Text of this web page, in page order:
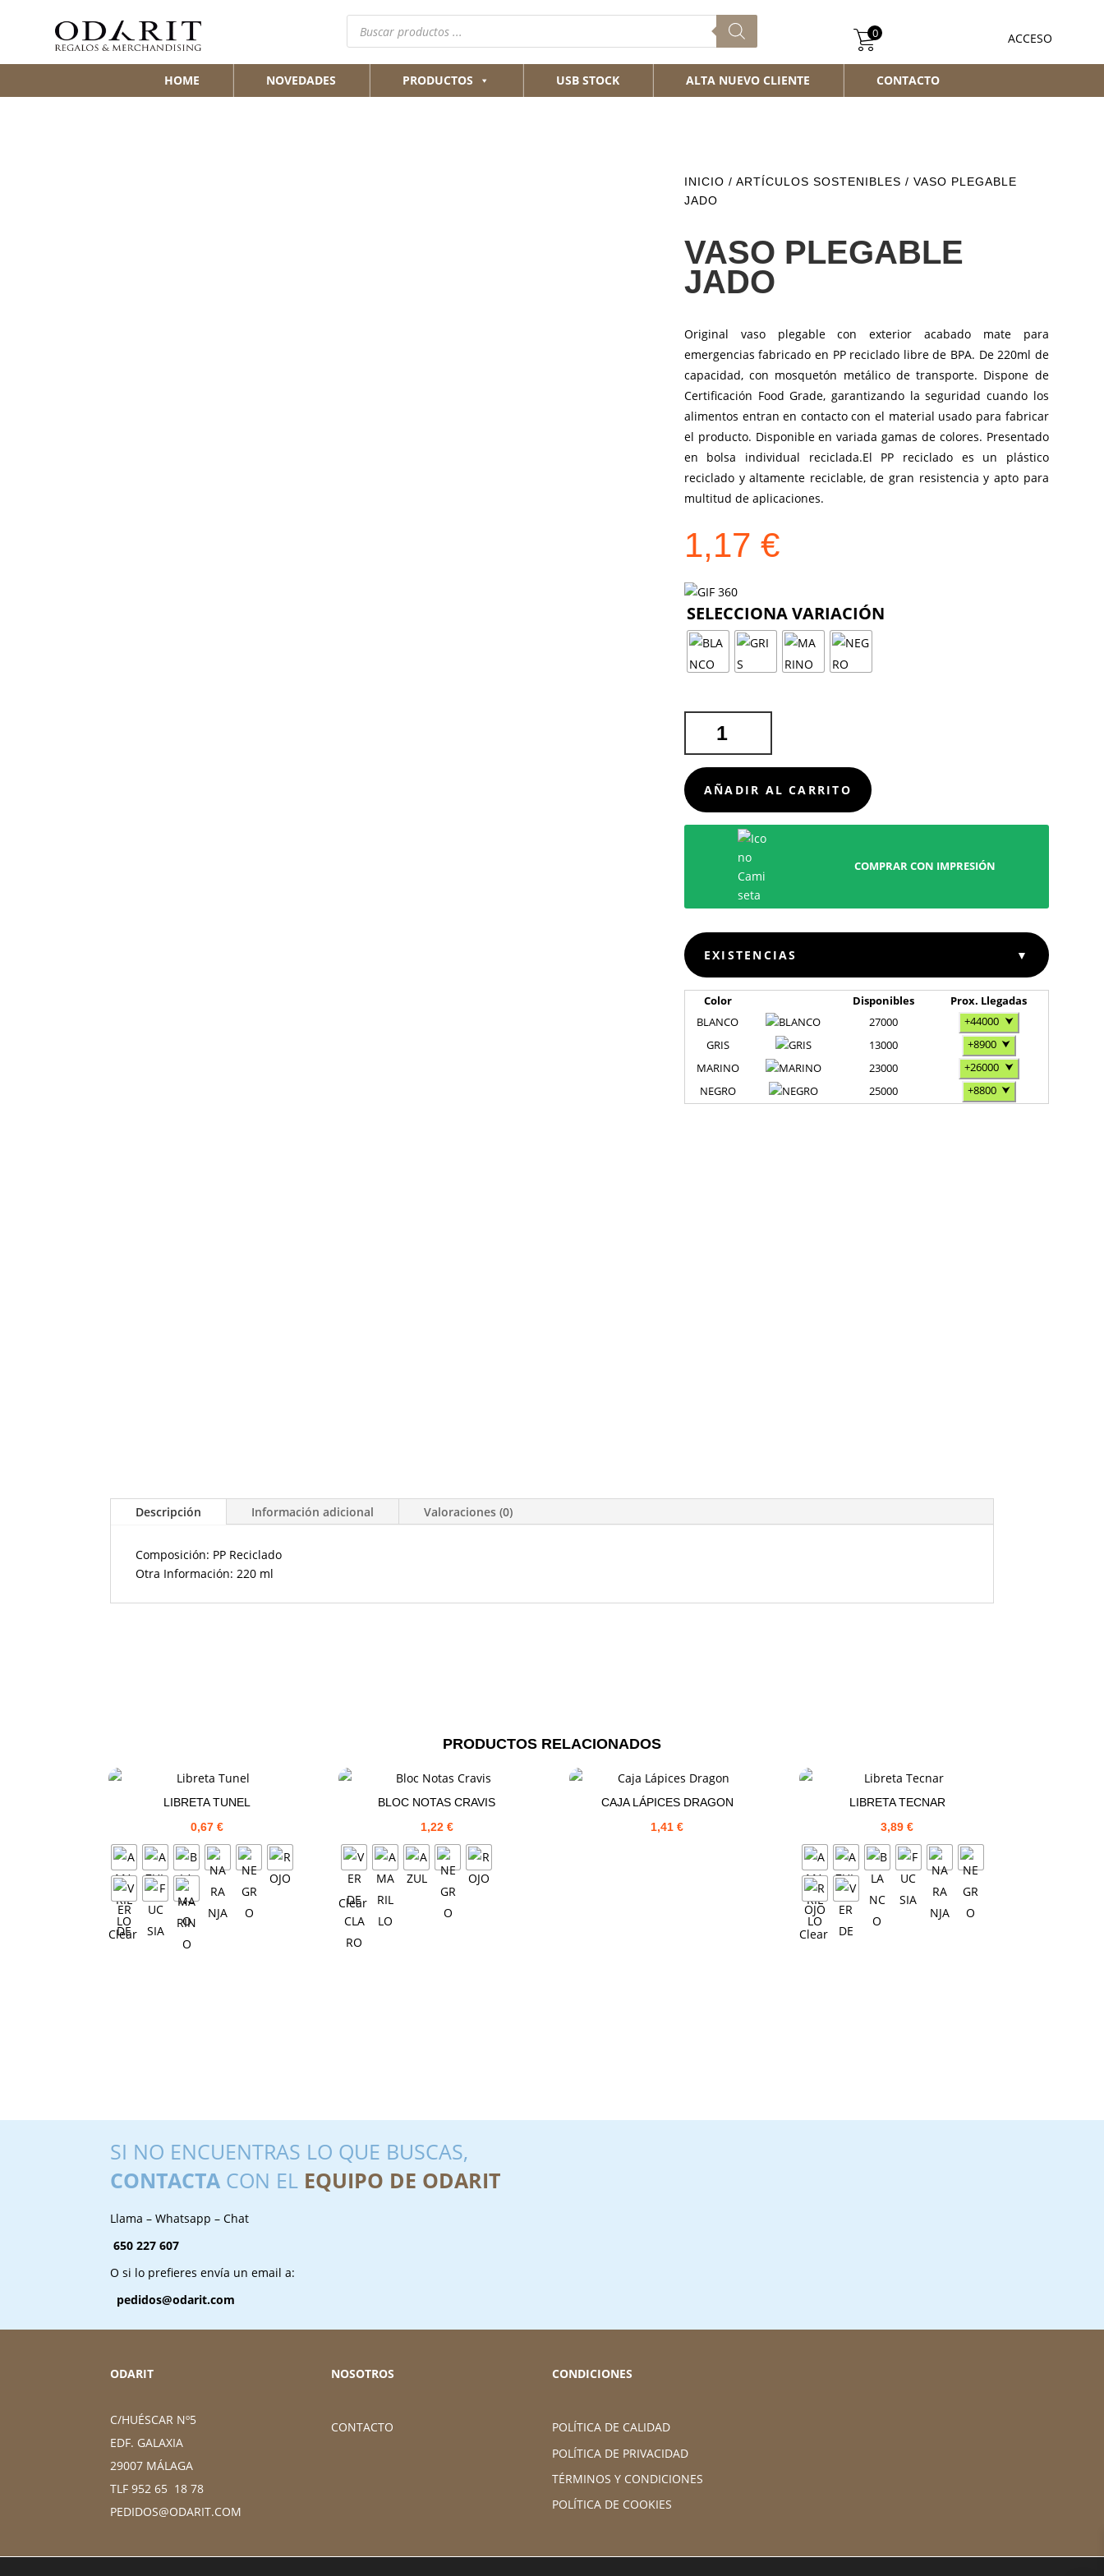
Búsqueda
productos ACCESO
0
HOME NOVEDADES PRODUCTOS USB STOCK ALTA NUEVO CLIENTE CONTACTO
INICIO / ARTÍCULOS SOSTENIBLES / VASO PLEGABLE
JADO
VASO PLEGABLE
JADO
Original vaso plegable con exterior acabado mate para
emergencias fabricado en PP reciclado libre de BPA. De 220ml de
capacidad, con mosquetón metálico de transporte. Dispone de
Certificación Food Grade, garantizando la seguridad cuando los
alimentos entran en contacto con el material usado para fabricar
el producto. Disponible en variada gamas de colores. Presentado
en bolsa individual reciclada.El PP reciclado es un plástico
reciclado y altamente reciclable, de gran resistencia y apto para
multitud de aplicaciones.
1,17 €
PLEGABLE
JADO
CANTIDAD
AÑADIR AL CARRITO
COMPRAR CON IMPRESIÓN
EXISTENCIAS ▼
Color Disponibles
Prox. Llegadas
BLANCO
27000 +44000 ⮟
GRIS
13000 +8900 ⮟
MARINO
23000 +26000 ⮟
NEGRO
25000 +8800 ⮟
Descripción Información adicional Valoraciones (0)
Composición: PP Reciclado
Otra Información: 220 ml
PRODUCTOS RELACIONADOS
LIBRETA TUNEL
0,67 €
Clear
BLOC NOTAS CRAVIS
1,22 €
Clear
CAJA LÁPICES DRAGON
1,41€
LIBRETA TECNAR
3,89€
Clear
SI NO ENCUENTRAS LO QUE BUSCAS,
CONTACTA CON EL EQUIPO DE ODARIT
Llama – Whatsapp – Chat
650 227 607
O si lo prefieres envía un email a:
pedidos@odarit.com
ODARIT
C/HUÉSCAR Nº5
EDF. GALAXIA
29007 MÁLAGA
TLF 952 65 18 78
PEDIDOS@ODARIT.COM
NOSOTROS
CONTACTO
CONDICIONES
POLÍTICA DE CALIDAD
POLÍTICA DE PRIVACIDAD
TÉRMINOS Y CONDICIONES
POLÍTICA DE COOKIES